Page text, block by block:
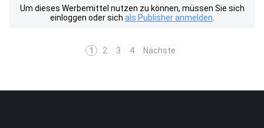
Um dieses Werbemittel nutzen zu können, müssen Sie sich
einloggen oder sich als Publisher anmelden
1 2 3 4 Nächste